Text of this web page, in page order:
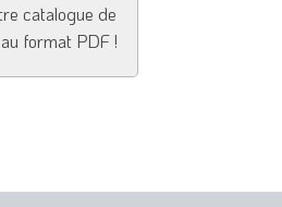
catalogue de
format PDF !